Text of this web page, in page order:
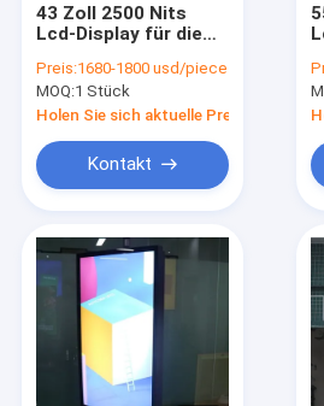
43 Zoll 2500 Nits
Lcd-Display für die
Preis:1680-1800 usd/piece
MOQ:1 Stück
Holen Sie sich aktuelle Preis
Kontakt